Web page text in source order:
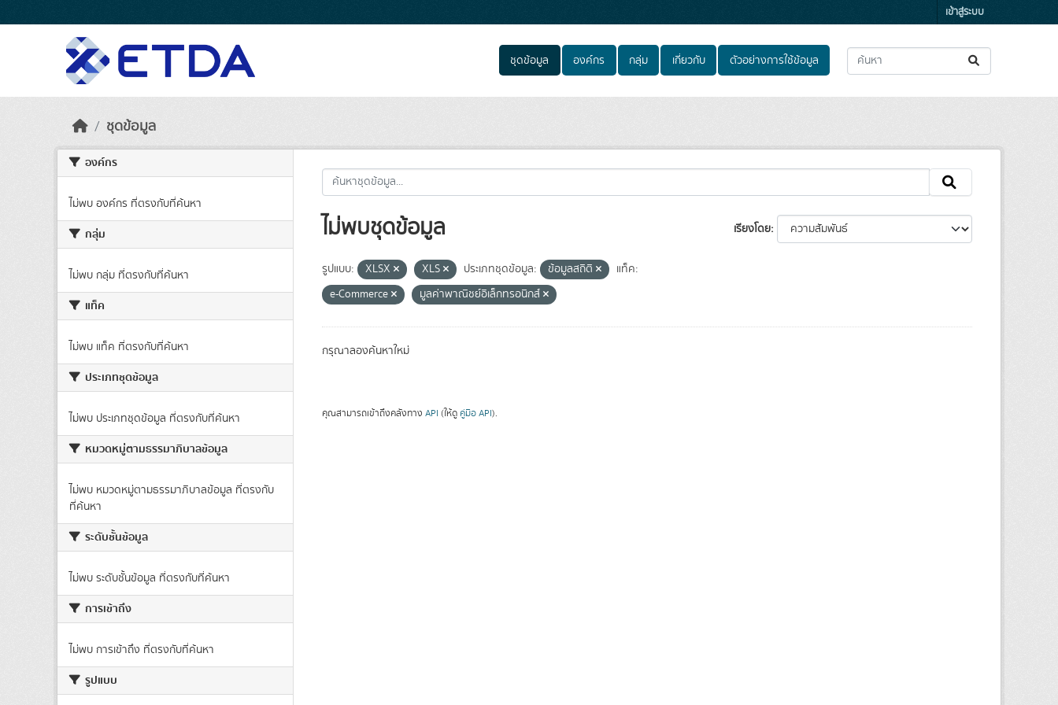
เข้าสู่ระบบ
ชุดข้อมูล องค์กร กลุ่ม เกี่ยวกับ ตัวอย่างการใช้ข้อมูล
ชุดข้อมูล
องค์กร
ไม่พบ องค์กร ที่ตรงกับที่ค้นหา
กลุ่ม
ไม่พบ กลุ่ม ที่ตรงกับที่ค้นหา
แท็ค
ไม่พบ แท็ค ที่ตรงกับที่ค้นหา
ประเภทชุดข้อมูล
ไม่พบ ประเภทชุดข้อมูล ที่ตรงกับที่ค้นหา
หมวดหมู่ตามธรรมาภิบาลข้อมูล
ไม่พบ หมวดหมู่ตามธรรมาภิบาลข้อมูล ที่ตรงกับ
ที่ค้นหา
ระดับชั้นข้อมูล
ไม่พบ ระดับชั้นข้อมูล ที่ตรงกับที่ค้นหา
การเข้าถึง
ไม่พบ การเข้าถึง ที่ตรงกับที่ค้นหา
รูปแบบ
เรียงโดย
ไม่พบชุดข้อมูล
รูปแบบ: XLSX XLS ประเภทชุดข้อมูล: ข้อมูลสถิติ
แท็ค:
e-Commerce
มูลค่าพาณิชย์อิเล็กทรอนิกส์
กรุณาลองค้นหาใหม่
คุณสามารถเข้าถึงคลังทาง API (ให้ดู คู่มือ API).